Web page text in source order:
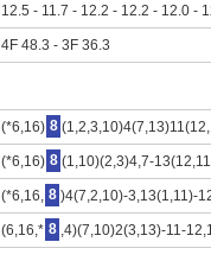
12.5 - 11.7 - 12.2 - 12.2 - 12.0 -
4F 48.3 - 3F 36.3
(*6,16) 8
(*6,16) 8 (1,10)(2,3)4,7-
(*6,16, 8 )4(7,2,10)-3,13(1,11)-
(6,16,* 8 ,4)(7,10)2(3,13)-11-